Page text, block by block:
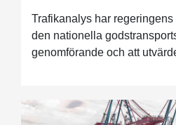
Trafikanalys har
den nationella
genomförande och att